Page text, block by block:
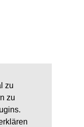
zu
zu